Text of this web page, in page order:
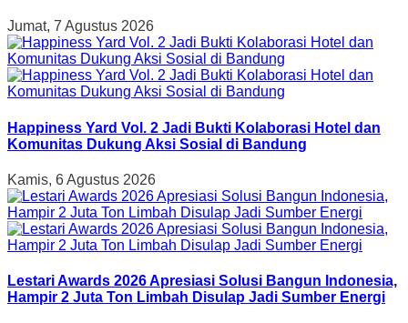
Jumat, 7 Agustus 2026
Happiness Yard Vol. 2 Jadi Bukti Kolaborasi Hotel dan
Komunitas Dukung Aksi Sosial di Bandung
Kamis, 6 Agustus 2026
Lestari Awards 2026 Apresiasi Solusi Bangun Indonesia,
Hampir 2 Juta Ton Limbah Disulap Jadi Sumber Energi